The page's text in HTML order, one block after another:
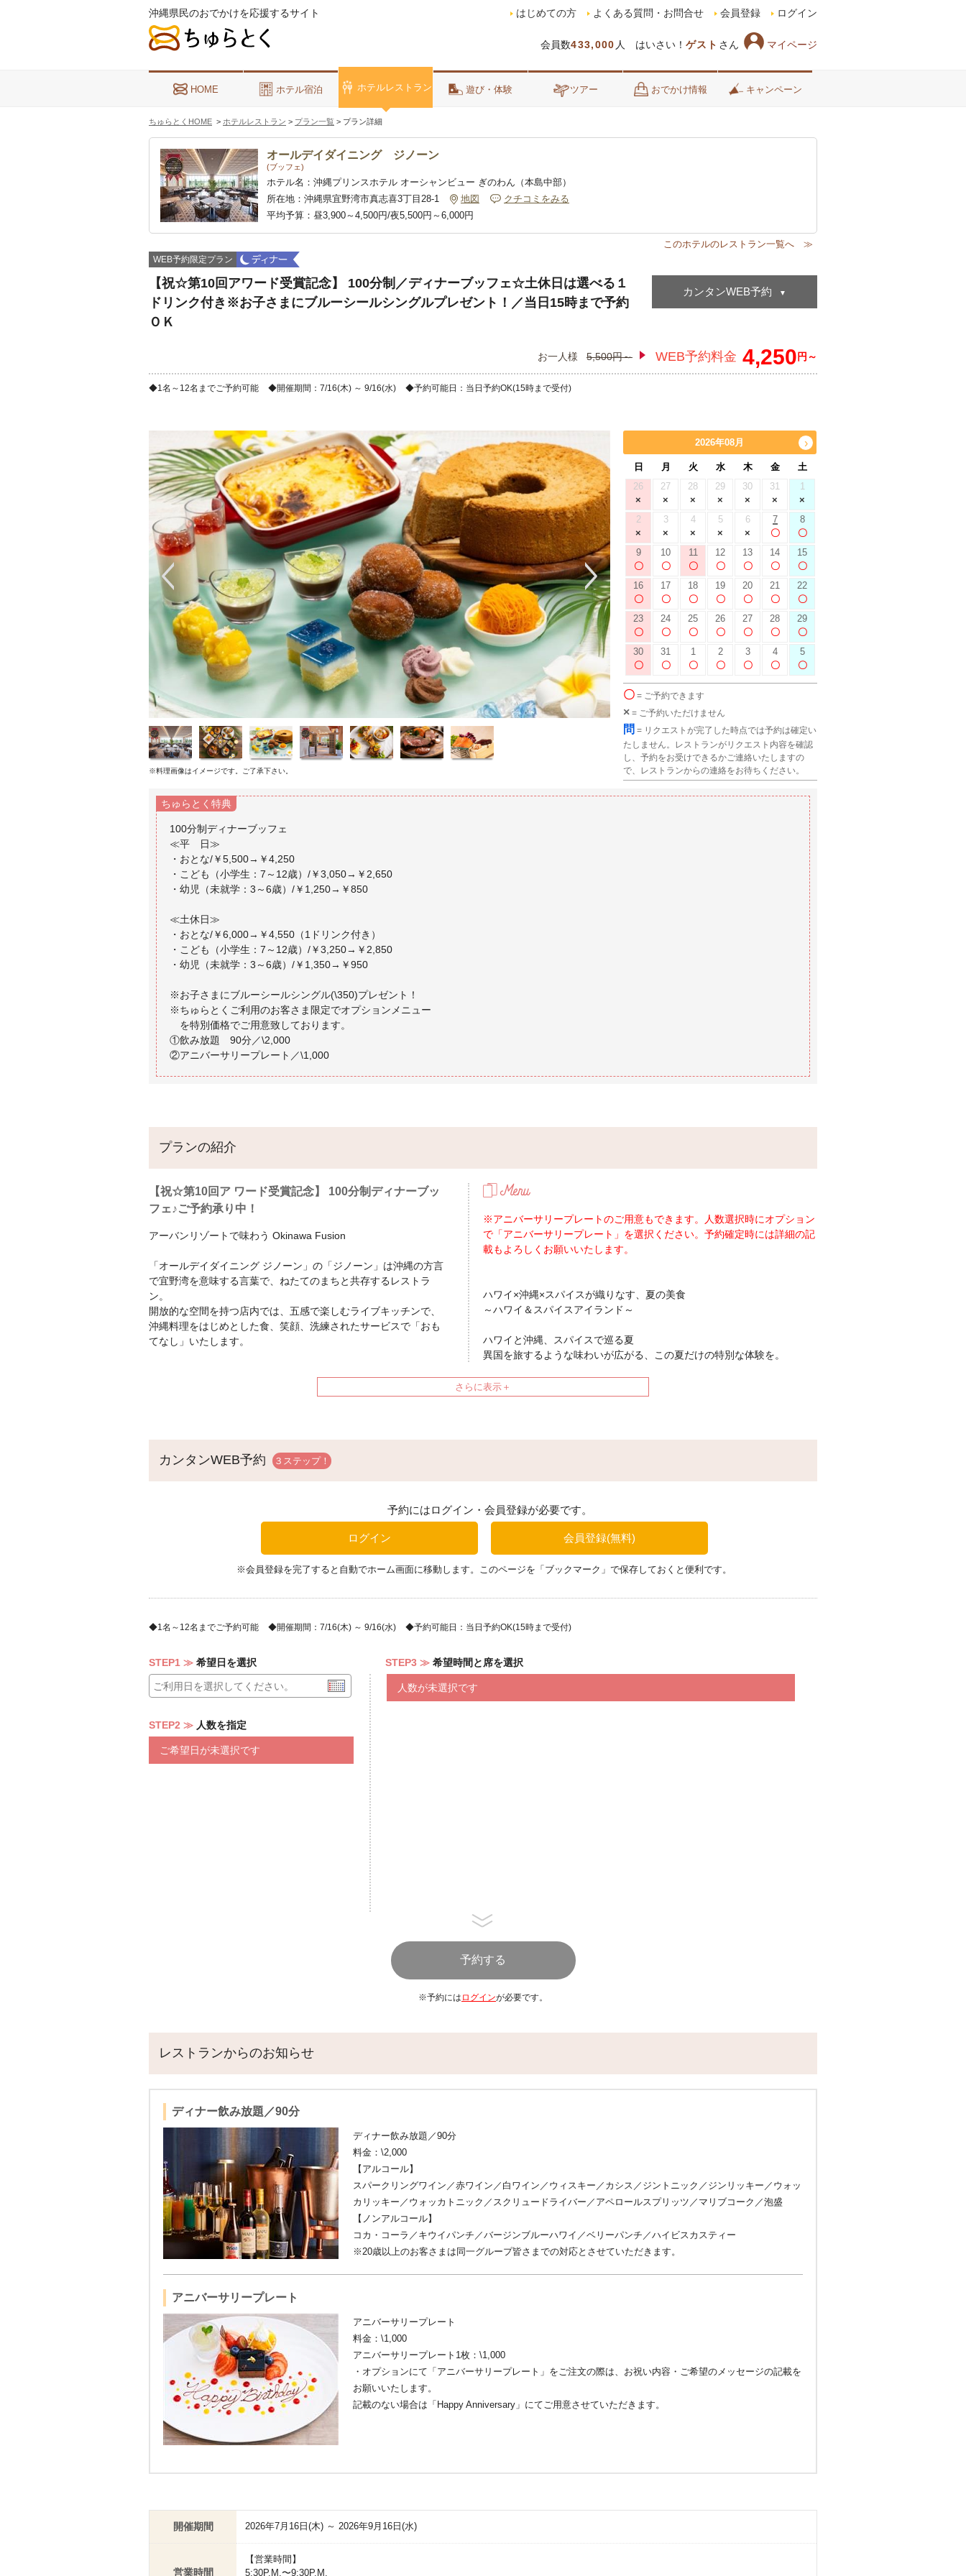
沖縄県民のおでかけを応援するサイト
会員数433,000 人 はいさい！ ゲスト さん マイページ
はじめての方 よくある質問・お問合せ 会員登録 ログイン
HOME ホテル宿泊 ホテルレストラン 遊び・体験 ツアー おでかけ情報 キャンペーン
ちゅらとくHOME > ホテルレストラン > プラン一覧 > プラン詳細
オールデイダイニング ジノーン
(ブッフェ)
ホテル名： 沖縄プリンスホテル オーシャンビュー ぎのわん（本島中部）
所在地： 沖縄県宜野湾市真志喜3丁目28-1 地図
クチコミをみる
平均予算： 昼3,900～4,500円/夜5,500円～6,000円
カンタンWEB予約
WEB予約限定プラン
【祝☆第10回アワード受賞記念】 100分制／ディナーブッフェ☆土休日は選べる１
ドリンク付き※お子さまにブルーシールシングルプレゼント！／当日15時まで予約
ＯＫ
お一人様 5,500円～ WEB予約料金 4,250 円～
1名～12名までご予約可能 開催期間：7/16(木) ～ 9/16(水) 予約可能日：当日予約OK(15時まで受付)
※料理画像はイメージです。ご了承下さい。
2026年08月 ›
日 月 火 水 木 金
土
26
27 28 29 30 31 1
2 3 4 5 6 7 8
9 10 11 12 13 14 15
16 17 18 19 20 21 22
23 24 25 26 27 28 29
30 31 1 2 3 4 5
〇 = ご予約できます
× = ご予約いただけません
問 = リクエストが完了した時点では予約は確定い
たしません。レストランがリクエスト内容を確認
し、予約をお受けできるかご連絡いたしますの
で、レストランからの連絡をお待ちください。
ちゅらとく特典
100分制ディナーブッフェ
≪平 日≫
・おとな/￥5,500→￥4,250
・こども（小学生：7～12歳）/￥3,050→￥2,650
・幼児（未就学：3～6歳）/￥1,250→￥850
≪土休日≫
・おとな/￥6,000→￥4,550（1ドリンク付き）
・こども（小学生：7～12歳）/￥3,250→￥2,850
・幼児（未就学：3～6歳）/￥1,350→￥950
※お子さまにブルーシールシングル(\350)プレゼント！
※ちゅらとくご利用のお客さま限定でオプションメニュー
を特別価格でご用意致しております。
①飲み放題 90分／\2,000
プランの紹介
【祝☆第10回ア ワード受賞記念】 100分制ディナーブッ
フェ♪ご予約承り中！
アーバンリゾートで味わう Okinawa Fusion
「オールデイダイニング ジノーン」の「ジノーン」は沖縄の方言
で宜野湾を意味する言葉で、ねたてのまちと共存するレストラ
ン。
開放的な空間を持つ店内では、五感で楽しむライブキッチンで、
沖縄料理をはじめとした食、笑顔、洗練されたサービスで「おも
てなし」いたします。
※アニバーサリープレートのご用意もできます。人数選択時にオプション
で「アニバーサリープレート」を選択ください。予約確定時には詳細の記
載もよろしくお願いいたします。
ハワイ×沖縄×スパイスが織りなす、夏の美食
～ハワイ＆スパイスアイランド～
ハワイと沖縄、スパイスで巡る夏
異国を旅するような味わいが広がる、この夏だけの特別な体験を。
催。ご好評をいただいているプリンスホテルオリジナルのカレーのほか、
多種多彩な味わいでご用意し、芳醇なスパイスの魅力をご堪能いただけま
SIGUNATURE MENU
【平日 限定】ローストビーフ 泡盛バーベキューソース＆ガーリックシ
【土休日限定】和牛サーロイン ローストビーフ 泡盛バーベキューソー
ス＆ガーリックシュリンプ
ジゴ・ダニョー ケバブスタイル ヨーグルトソース／沖縄県産黒糖でマ
節と共に／海老と野菜のハワイアンかき揚げ ココナッツ風味 ／マンゴ
ケーキ
島豆腐ロミロミサーモン／かぼちゃのムースリーヌ カラキの香り／チリ
ース／アヒメンチカツとオニオンリング
Curry＆Soup
ビーフカレー／ポークグリーンカレー／チキンココナッツカレー／ビーン
ズレッドカレー／イカ墨シーフードカレー／チキンロングライスのスープ
紫芋ケーキ／ストロベリーケーキ／チャイシフォンケーキ／バタフライピ
すべての食材を同一の環境で調理しております。
※仕入れの状況により、食材、メニューに変更がある場合がございます。
カンタンWEB予約
予約にはログイン・会員登録が必要です。
ログイン 会員登録(無料)
※会員登録を完了すると自動でホーム画面に移動します。このページを「ブックマーク」で保存しておくと便利です。
1名～12名までご予約可能 開催期間：7/16(木) ～ 9/16(水) 予約可能日：当日予約OK(15時まで受付)
STEP1 希望日を選択
STEP2 人数を指定
ご希望日が未選択です
STEP3 希望時間と席を選択
人数が未選択です
※予約には ログインが必要です。
レストランからのお知らせ
ディナー飲み放題／90分
ディナー飲み放題／90分
料金：\2,000
【アルコール】
スパークリングワイン／赤ワイン／白ワイン／ウィスキー／カシス／ジントニック／ジンリッキー／ウォッ
カリッキー／ウォッカトニック／スクリュードライバー／アペロールスプリッツ／マリブコーク／泡盛
【ノンアルコール】
コカ・コーラ／キウイパンチ／バージンブルーハワイ／ベリーパンチ／ハイビスカスティー
※20歳以上のお客さまは同一グループ皆さまでの対応とさせていただきます。
アニバーサリープレート
アニバーサリープレート
料金：\1,000
アニバーサリープレート1枚：\1,000
・オプションにて「アニバーサリープレート」をご注文の際は、お祝い内容・ご希望のメッセージの記載を
お願いいたします。
記載のない場合は「Happy Anniversary」にてご用意させていただきます。
開催期間 2026年7月16日(木) ～ 2026年9月16日(水)
営業時間
【営業時間】
5:30P.M.〜9:30P.M.